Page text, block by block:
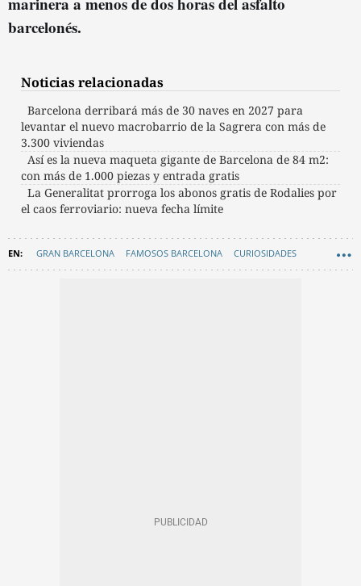
barcelonés.
Noticias relacionadas
Barcelona derribará más de 30 naves en 2027 para
levantar el nuevo macrobarrio de la Sagrera con más de
3.300 viviendas
Así es la nueva maqueta gigante de Barcelona de 84 m2:
con más de 1.000 piezas y entrada gratis
La Generalitat prorroga los abonos gratis de Rodalies por
el caos ferroviario: nueva fecha límite
GRAN BARCELONA FAMOSOS BARCELONA CURIOSIDADES